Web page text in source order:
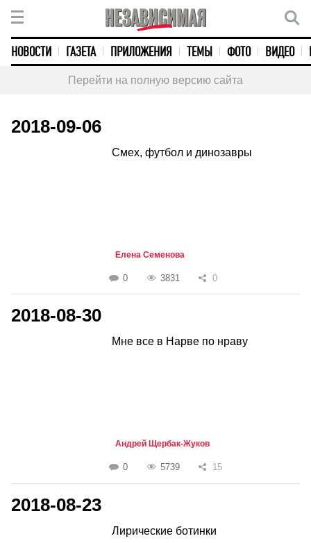
НОВОСТИ ГАЗЕТА ПРИЛОЖЕНИЯ ТЕМЫ ФОТО ВИДЕО
Перейти на полную версию сайта
2018-09-06
Смех, футбол и динозавры
Елена Семенова
0 3831 0
2018-08-30
Мне все в Нарве по нраву
Андрей Щербак-Жуков
0 5739 15
2018-08-23
Лирические ботинки